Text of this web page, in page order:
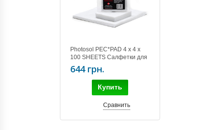
Photosol PEC*PAD 4 x 4 x
100 SHEETS Салфетки для
чистки оптики(100 шт)
644 грн.
Купить
Сравнить